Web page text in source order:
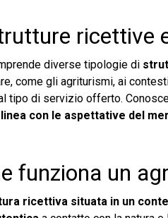
ricettive
diverse tipologie di
come gli agriturismi, ai
tipo di servizio offerto.
con le aspettative del
funziona un
ricettiva situata in un